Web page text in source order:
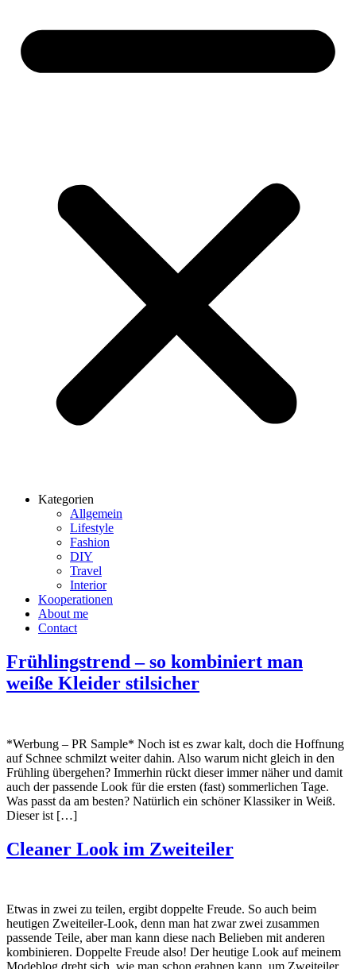
Kategorien
Allgemein
Lifestyle
Fashion
DIY
Travel
Interior
Kooperationen
About me
Contact
Frühlingstrend – so kombiniert man
weiße Kleider stilsicher
*Werbung – PR Sample* Noch ist es zwar kalt, doch die Hoffnung
auf Schnee schmilzt weiter dahin. Also warum nicht gleich in den
Frühling übergehen? Immerhin rückt dieser immer näher und damit
auch der passende Look für die ersten (fast) sommerlichen Tage.
Was passt da am besten? Natürlich ein schöner Klassiker in Weiß.
Dieser ist […]
Cleaner Look im Zweiteiler
Etwas in zwei zu teilen, ergibt doppelte Freude. So auch beim
heutigen Zweiteiler-Look, denn man hat zwar zwei zusammen
passende Teile, aber man kann diese nach Belieben mit anderen
kombinieren. Doppelte Freude also! Der heutige Look auf meinem